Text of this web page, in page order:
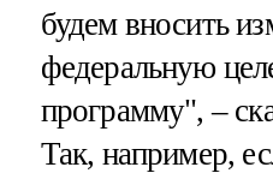
будем вносить
федеральную
программу", –
Так, например,